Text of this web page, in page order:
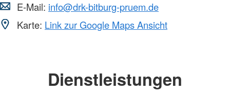
E-Mail: info@drk-bitburg-pruem.de
Karte: Link zur Google Maps Ansicht
Dienstleistungen